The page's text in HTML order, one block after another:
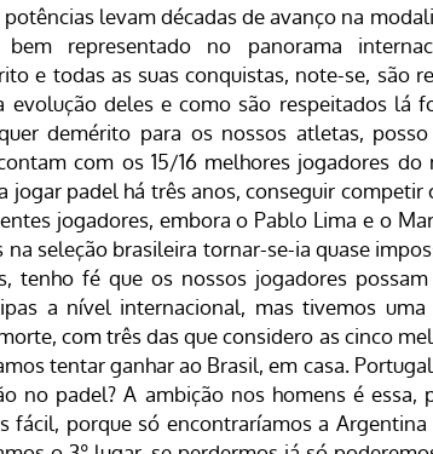
potências levam décadas de avanço na
representado no panorama
e todas as suas conquistas, note-se, são
evolução deles e como são respeitados lá
demérito para os nossos atletas,
com os 15/16 melhores jogadores
jogar padel há três anos, conseguir
jogadores, embora o Pablo Lima e o
na seleção brasileira tornar-se-ia quase
tenho fé que os nossos jogadores
a nível internacional, mas tivemos
com três das que considero as cinco
tentar ganhar ao Brasil, em casa.
no padel? A ambição nos homens é
fácil, porque só encontraríamos a